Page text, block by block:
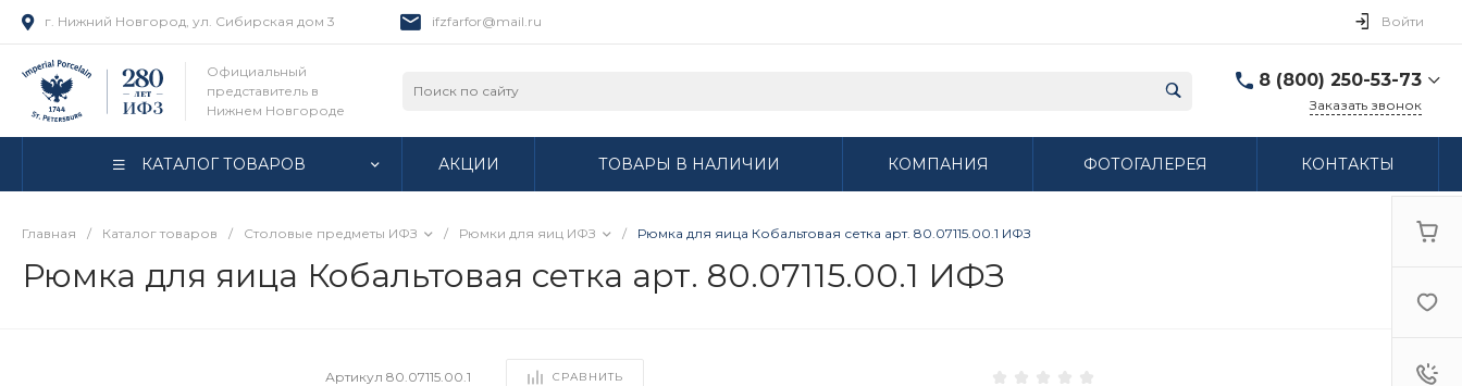
г. Нижний Новгород, ул. Сибирская дом 3 ifzfarfor@mail.ru Войти
Официальный
представитель в
Нижнем Новгороде
8 (800) 250-53-73
г. Нижний Новгород,
Заказать звонок
КАТАЛОГ ТОВАРОВ АКЦИИ ТОВАРЫ В НАЛИЧИИ КОМПАНИЯ ФОТОГАЛЕРЕЯ КОНТАКТЫ
Главная / Каталог товаров / Столовые предметы ИФЗ / Рюмки для яиц ИФЗ / Рюмка для яица Кобальтовая сетка арт. 80.07115.00.1 ИФЗ
Рюмка для яица Кобальтовая сетка арт. 80.07115.00.1 ИФЗ
Артикул80.07115.00.1 СРАВНИТЬ